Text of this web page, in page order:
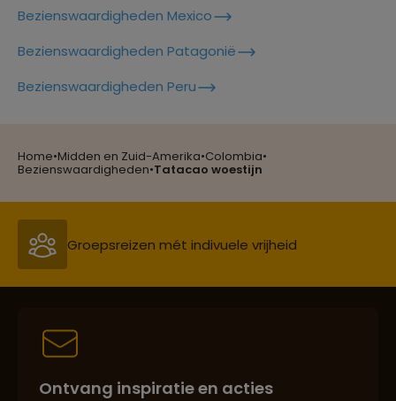
Home•Midden en Zuid-Amerika•Colombia•
Bezienswaardigheden•Tatacao woestijn
Bezienswaardigheden Mexico
Bezienswaardigheden Patagonië
Bezienswaardigheden Peru
Groepsreizen mét indivuele vrijheid
Persoonlijk en deskundig reisadvies
Best beoordeelde reisroutes
Ontvang inspiratie en acties